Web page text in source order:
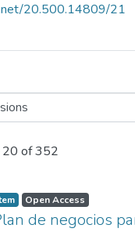
20.500.14809/21
20 of 352
Open Access
de negocios